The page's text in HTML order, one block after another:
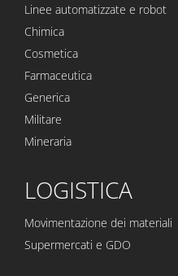
Linee automatizzate e robot
Chimica
Cosmetica
Farmaceutica
Generica
Militare
Mineraria
LOGISTICA
Movimentazione dei materiali
Supermercati e GDO